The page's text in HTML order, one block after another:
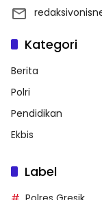
Kategori
Berita
Polri
Pendidikan
Ekbis
Label